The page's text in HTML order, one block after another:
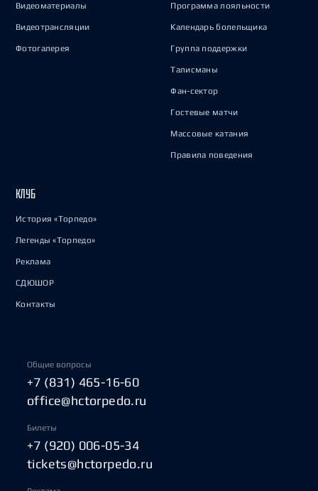
Видеоматериалы
Видеотрансляции
Фотогалерея
Программа лояльности
Календарь болельщика
Группа поддержки
Талисманы
Фан-сектор
Гостевые матчи
Массовые катания
Правила поведения
КЛУБ
История «Торпедо»
Легенды «Торпедо»
Реклама
СДЮШОР
Контакты
Общие вопросы
+7 (831) 465-16-60
office@hctorpedo.ru
Билеты
+7 (920) 006-05-34
tickets@hctorpedo.ru